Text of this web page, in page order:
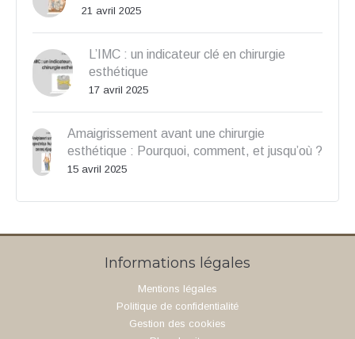
21 avril 2025
L’IMC : un indicateur clé en chirurgie
esthétique
17 avril 2025
Amaigrissement avant une chirurgie
esthétique : Pourquoi, comment, et jusqu’où ?
15 avril 2025
Informations légales
Mentions légales
Politique de confidentialité
Gestion des cookies